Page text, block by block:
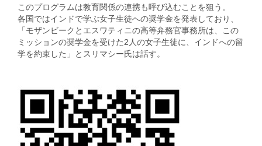
このプログラムは教育関係の連携も呼び込むことを狙う。
各国ではインドで学ぶ女子生徒への奨学金を発表しており、
「モザンビークとエスワティニの高等弁務官事務所は、この
ミッションの奨学金を受けた2人の女子生徒に、インドへの留
学を約束した」とスリマシー氏は話す。